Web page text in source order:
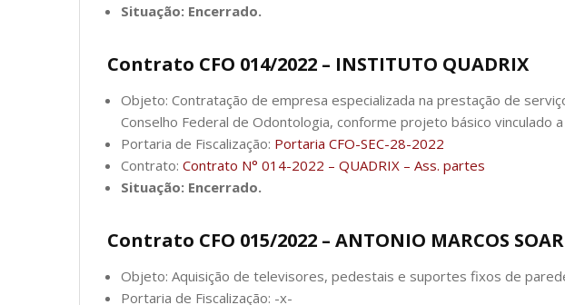
Situação: Encerrado.
Contrato CFO 014/2022 – INSTITUTO QUADRIX
Objeto: Contratação de empresa especializada na prestação de
Conselho Federal de Odontologia, conforme projeto básico vinculado
Portaria de Fiscalização: Portaria CFO-SEC-28-2022
Contrato: Contrato N° 014-2022 – QUADRIX – Ass. partes
Situação: Encerrado.
Contrato CFO 015/2022 – ANTONIO MARCOS
Objeto: Aquisição de televisores, pedestais e suportes fixos de
Portaria de Fiscalização: -x-